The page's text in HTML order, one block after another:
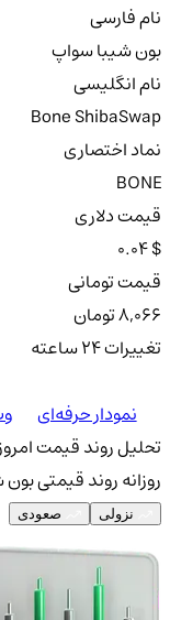
نام فارسی
بون شیبا سواپ
نام انگلیسی
Bone ShibaSwap
نماد اختصاری
BONE
قیمت دلاری
0.04 $
قیمت تومانی
8,066 تومان
تغییرات ۲۴ ساعته
نمودار حرفه‌ای
تحلیل روند قیمت
روزانه روند قیمتی
نزولی صعودی